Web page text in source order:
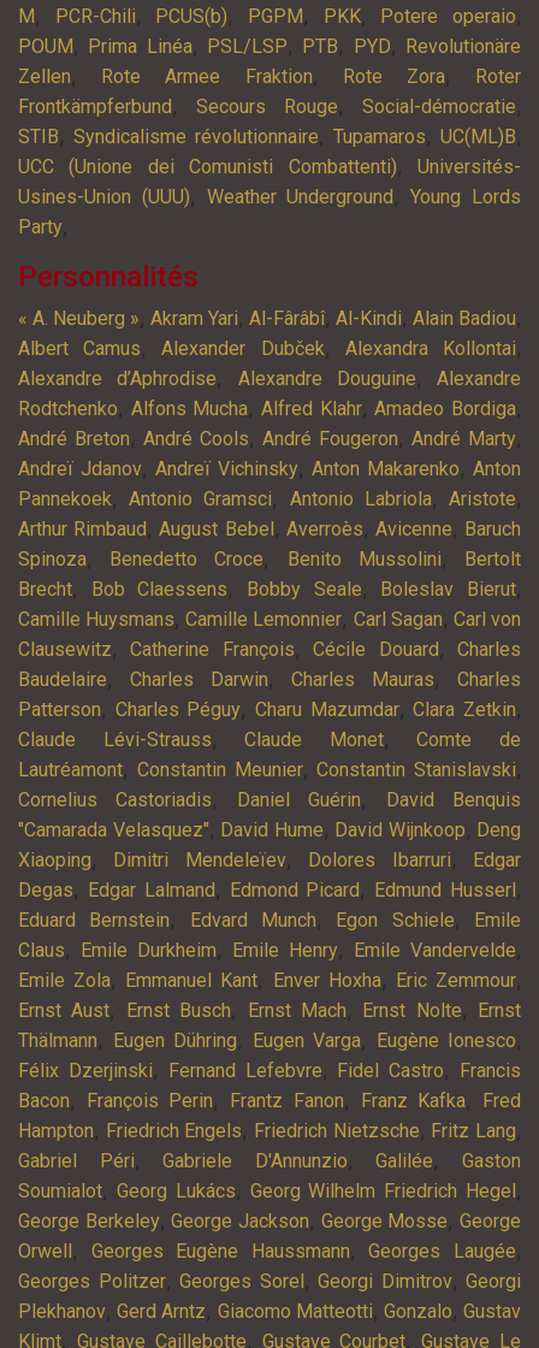
M , PCR-Chili, PCUS(b), PGPM , PKK, Potere operaio,
POUM , Prima Linéa, PSL/LSP, PTB, PYD,
Revolutionäre
Zellen, Rote Armee Fraktion, Rote Zora,
Roter
Frontkämpferbund , Secours Rouge, Social-démocratie,
STIB, Syndicalisme révolutionnaire, Tupamaros, UC(ML)B,
UCC (Unione dei Comunisti Combattenti),Universités-
Usines-Union (UUU), Weather Underground ,Young Lords
Party,
Personnalités
« A. Neuberg », Akram Yari, Al-Fârâbî, Al-Kindi, Alain Badiou,
Albert Camus,Alexander Dubček, Alexandra Kollontai,
Alexandre d’Aphrodise, Alexandre Douguine, Alexandre
Rodtchenko, Alfons Mucha,Alfred Klahr,Amadeo Bordiga,
André Breton, André Cools, André Fougeron, André Marty,
Andreï Jdanov, Andreï Vichinsky, Anton Makarenko, Anton
Pannekoek,Antonio Gramsci, Antonio Labriola,Aristote,
Arthur Rimbaud ,August Bebel , Averroès, Avicenne, Baruch
Spinoza, Benedetto Croce, Benito Mussolini,
Bertolt
Brecht, Bob Claessens, Bobby Seale, Boleslav Bierut,
Camille Huysmans,Camille Lemonnier, Carl Sagan, Carl von
Clausewitz,Catherine François,Cécile Douard ,Charles
Baudelaire, Charles Darwin, Charles Mauras, Charles
Patterson, Charles Péguy,Charu Mazumdar,Clara Zetkin,
Claude Lévi-Strauss,Claude Monet,Comte de
Lautréamont, Constantin Meunier,Constantin Stanislavski,
Cornelius Castoriadis, Daniel Guérin,
David Benquis
"Camarada Velasquez", David Hume, David Wijnkoop, Deng
Xiaoping, Dimitri Mendeleïev, Dolores Ibarruri,
Edgar
Degas, Edgar Lalmand , Edmond Picard , Edmund Husserl ,
Eduard Bernstein, Edvard Munch, Egon Schiele,
Emile
Claus, Emile Durkheim, Emile Henry, Emile Vandervelde,
Emile Zola, Emmanuel Kant, Enver Hoxha, Eric Zemmour,
Ernst Aust, Ernst Busch, Ernst Mach, Ernst Nolte,
Ernst
Thälmann, Eugen Dühring, Eugen Varga, Eugène Ionesco,
Félix Dzerjinski, Fernand Lefebvre, Fidel Castro,
Francis
Bacon, François Perin, Frantz Fanon, Franz Kafka,
Fred
Hampton, Friedrich Engels, Friedrich Nietzsche, Fritz Lang,
Gabriel Péri,Gabriele D'Annunzio,Galilée,Gaston
Soumialot, Georg Lukács, Georg Wilhelm Friedrich Hegel ,
George Berkeley,George Jackson, George Mosse,George
Orwell , Georges Eugène Haussmann,Georges Laugée,
Georges Politzer, Georges Sorel , Georgi Dimitrov, Georgi
Plekhanov,Gerd Arntz, Giacomo Matteotti, Gonzalo,Gustav
Klimt, Gustave Caillebotte, Gustave Courbet,Gustave Le